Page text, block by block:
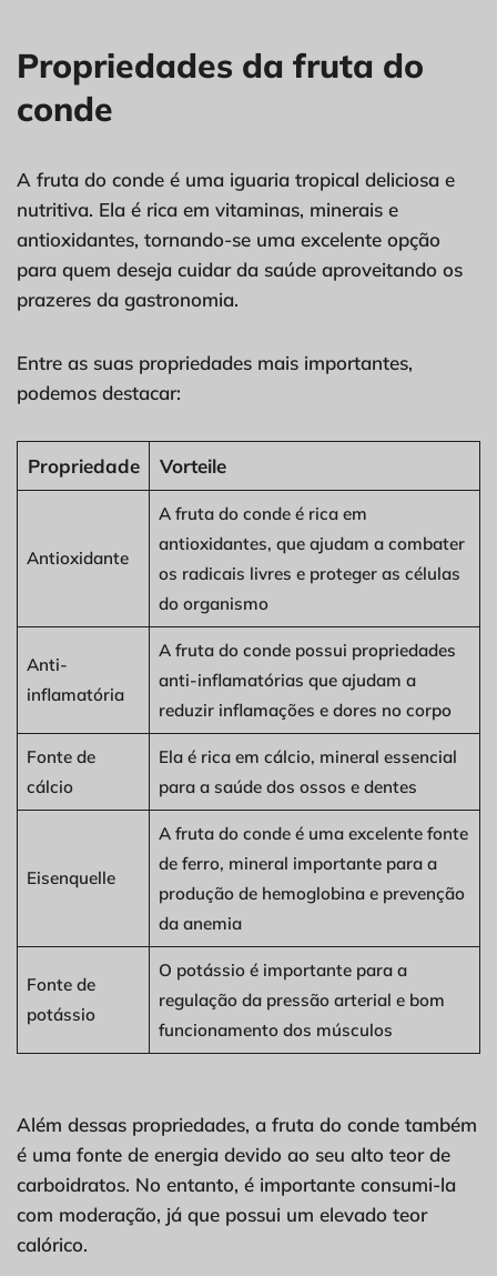
Propriedades da fruta do
conde
A fruta do conde é uma iguaria tropical deliciosa e
nutritiva. Ela é rica em vitaminas, minerais e
antioxidantes, tornando-se uma excelente opção
para quem deseja cuidar da saúde aproveitando os
prazeres da gastronomia.
Entre as suas propriedades mais importantes,
podemos destacar:
Propriedade Vorteile
Antioxidante
A fruta do conde é rica em
antioxidantes, que ajudam a combater
os radicais livres e proteger as células
do organismo
Anti-
inflamatória
A fruta do conde possui propriedades
anti-inflamatórias que ajudam a
reduzir inflamações e dores no corpo
Fonte de
cálcio
Ela é rica em cálcio, mineral essencial
para a saúde dos ossos e dentes
Eisenquelle
A fruta do conde é uma excelente fonte
de ferro, mineral importante para a
produção de hemoglobina e prevenção
da anemia
Fonte de
potássio
O potássio é importante para a
regulação da pressão arterial e bom
funcionamento dos músculos
Além dessas propriedades, a fruta do conde também
é uma fonte de energia devido ao seu alto teor de
carboidratos. No entanto, é importante consumi-la
com moderação, já que possui um elevado teor
calórico.